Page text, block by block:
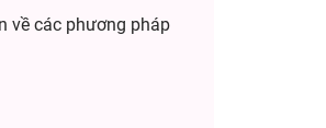
về các phương pháp